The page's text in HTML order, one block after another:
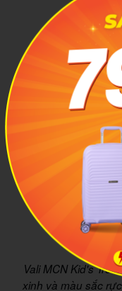
Vali MCN Kid's
xinh và màu sắc